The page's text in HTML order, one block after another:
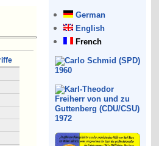
German
English
French